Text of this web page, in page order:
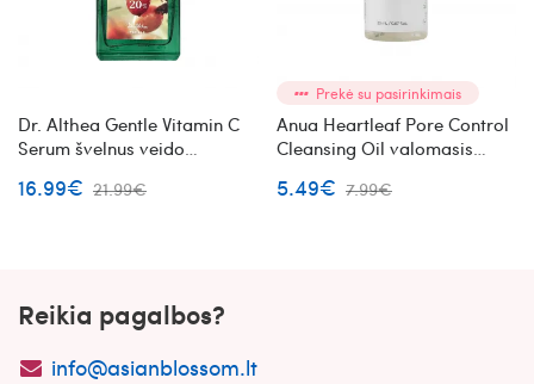
Dr. Althea Gentle Vitamin C
Serum švelnus veido
16.99€ 21.99€
Prekė su pasirinkimais
Anua Heartleaf Pore Control
Cleansing Oil valomasis
ekstraktais mini
5.49€ 7.99€
Reikia pagalbos?
info@asianblossom.lt